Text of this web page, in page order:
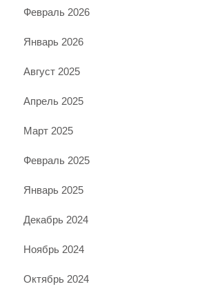
Февраль 2026
Январь 2026
Август 2025
Апрель 2025
Март 2025
Февраль 2025
Январь 2025
Декабрь 2024
Ноябрь 2024
Октябрь 2024